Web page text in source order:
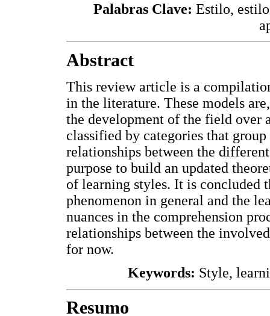
Palabras Clave: Estilo,
Abstract
This review article is a
in the literature. These models
the development of the field over
classified by categories that
relationships between the
purpose to build an updated
of learning styles. It is concluded
phenomenon in general and the
nuances in the comprehension
relationships between the
for now.
Keywords: Style,
Resumo